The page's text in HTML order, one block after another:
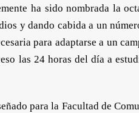
ha sido nombrada la
y dando cabida a un
para adaptarse a un
las 24 horas del día a
para la Facultad de